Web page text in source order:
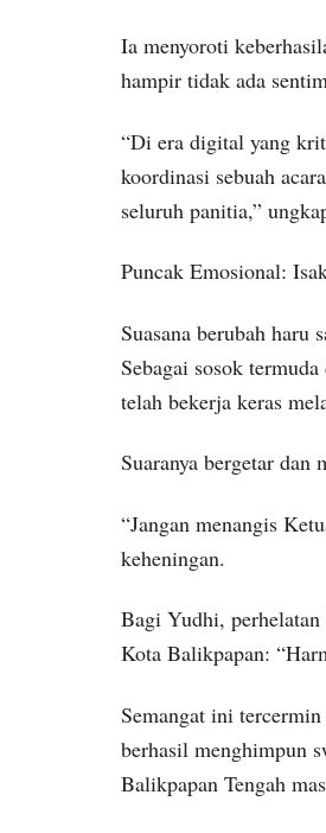
Ia menyoroti
hampir tidak ada
“Di era digital yang
koordinasi sebuah
seluruh panitia,”
Puncak Emosional:
Suasana berubah
Sebagai sosok
telah bekerja keras
Suaranya bergetar dan
“Jangan menangis
keheningan.
Bagi Yudhi, perhelatan
Kota Balikpapan:
Semangat ini
berhasil menghimpun
Balikpapan Tengah